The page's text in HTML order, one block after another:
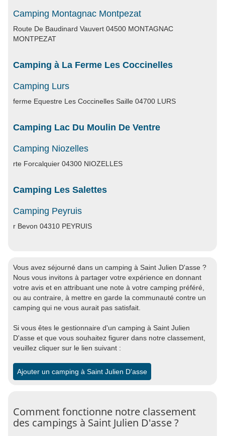
Camping Montagnac Montpezat
Route De Baudinard Vauvert 04500 MONTAGNAC
MONTPEZAT
Camping à La Ferme Les Coccinelles
Camping Lurs
ferme Equestre Les Coccinelles Saille 04700 LURS
Camping Lac Du Moulin De Ventre
Camping Niozelles
rte Forcalquier 04300 NIOZELLES
Camping Les Salettes
Camping Peyruis
r Bevon 04310 PEYRUIS
Vous avez séjourné dans un camping à Saint Julien D'asse ?
Nous vous invitons à partager votre expérience en donnant
votre avis et en attribuant une note à votre camping préféré,
ou au contraire, à mettre en garde la communauté contre un
camping qui ne vous aurait pas satisfait.
Si vous êtes le gestionnaire d'un camping à Saint Julien
D'asse et que vous souhaitez figurer dans notre classement,
veuillez cliquer sur le lien suivant :
Ajouter un camping à Saint Julien D'asse
Comment fonctionne notre classement
des campings à Saint Julien D'asse ?